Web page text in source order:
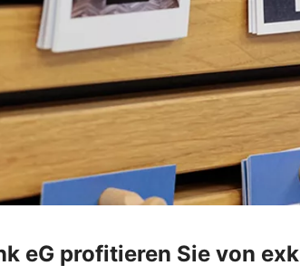
eG profitieren Sie von